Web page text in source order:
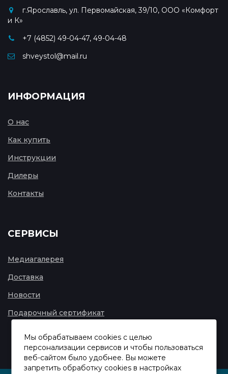
г.Ярославль, ул. Первомайская, 39/10, ООО «Комфорт
и К»
+7 (4852) 49-04-47, 49-04-48
shveystol@mail.ru
ИНФОРМАЦИЯ
О нас
Как купить
Инструкции
Дилеры
Контакты
СЕРВИСЫ
Медиагалерея
Доставка
Новости
Подарочный сертификат
Мы обрабатываем cookies с целью
персонализации сервисов и чтобы пользоваться
веб-сайтом было удобнее. Вы можете
запретить обработку сookies в настройках